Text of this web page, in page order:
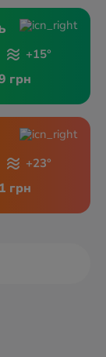
+15°
грн
+23°
грн